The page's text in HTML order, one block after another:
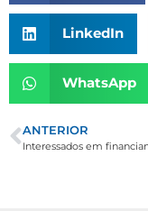
LinkedIn
WhatsApp
ANTERIOR